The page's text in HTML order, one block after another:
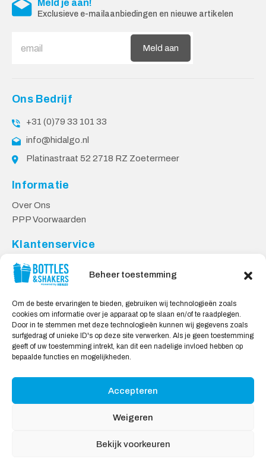
Beheer toestemming
Om de beste ervaringen te bieden, gebruiken wij technologieën zoals
cookies om informatie over je apparaat op te slaan en/of te raadplegen.
Door in te stemmen met deze technologieën kunnen wij gegevens zoals
surfgedrag of unieke ID's op deze site verwerken. Als je geen toestemming
geeft of uw toestemming intrekt, kan dit een nadelige invloed hebben op
bepaalde functies en mogelijkheden.
Accepteren
Weigeren
Bekijk voorkeuren
Meld je aan!
Exclusieve e-mailaanbiedingen en nieuwe artikelen
Meld aan
Ons Bedrijf
+31 (0)79 33 101 33
info@hidalgo.nl
Platinastraat 52 2718 RZ Zoetermeer
Informatie
Over Ons
PPP Voorwaarden
Klantenservice
Contact
Levering & Retourneren
Veilig Shoppen
My account
Winkelwagen